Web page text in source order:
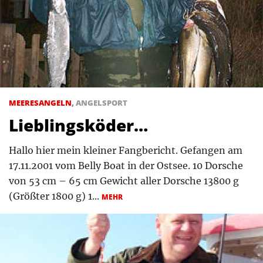
MEERESANGELN, ANGELSPORT
Lieblingsköder…
Hallo hier mein kleiner Fangbericht. Gefangen am
17.11.2001 vom Belly Boat in der Ostsee. 10 Dorsche
von 53 cm – 65 cm Gewicht aller Dorsche 13800 g
(Größter 1800 g) 1... MEHR